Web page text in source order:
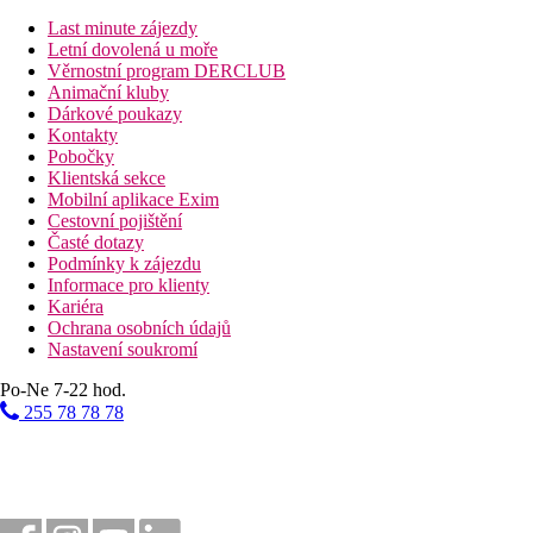
a la carte restaurace Le Petit Chef
spa centrum
obchod se suvenýry
služby prádelny
půjčovna aut
směnárna
bankomat
dětský klub
dětský bazén
WiFi
Popis pláže
Písečná pláž přímo u hotelu.
Strava
snídaně, možnost dokoupení polopenze či plné penze
místní gastronomie kombinuje mezinárodní pokrmy s
Sportovní aktivity zdarma
fitness
šnorchlovací vybavení
Last minute zájezdy
Letní dovolená u moře
Věrnostní program DERCLUB
Animační kluby
Dárkové poukazy
Kontakty
Pobočky
Klientská sekce
Mobilní aplikace Exim
Cestovní pojištění
Časté dotazy
Podmínky k zájezdu
Informace pro klienty
Kariéra
Ochrana osobních údajů
Nastavení soukromí
Po-Ne 7-22 hod.
255 78 78 78